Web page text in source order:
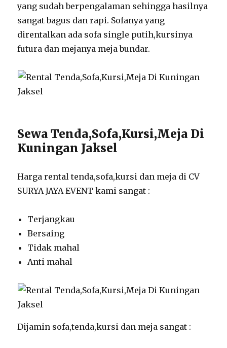
yang sudah berpengalaman sehingga hasilnya
sangat bagus dan rapi. Sofanya yang
direntalkan ada sofa single putih,kursinya
futura dan mejanya meja bundar.
Sewa Tenda,Sofa,Kursi,Meja Di
Kuningan Jaksel
Harga rental tenda,sofa,kursi dan meja di CV
SURYA JAYA EVENT kami sangat :
Terjangkau
Bersaing
Tidak mahal
Anti mahal
Dijamin sofa,tenda,kursi dan meja sangat :